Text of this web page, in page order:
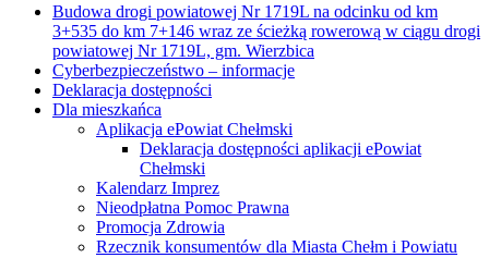
Budowa drogi powiatowej Nr 1719L na odcinku od km
3+535 do km 7+146 wraz ze ścieżką rowerową w ciągu drogi
powiatowej Nr 1719L, gm. Wierzbica
Cyberbezpieczeństwo – informacje
Deklaracja dostępności
Dla mieszkańca
Aplikacja ePowiat Chełmski
Deklaracja dostępności aplikacji ePowiat
Chełmski
Kalendarz Imprez
Nieodpłatna Pomoc Prawna
Promocja Zdrowia
Rzecznik konsumentów dla Miasta Chełm i Powiatu